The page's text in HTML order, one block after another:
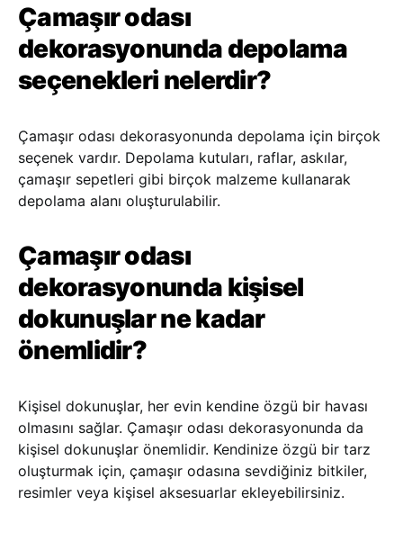
Çamaşır odası
dekorasyonunda depolama
seçenekleri nelerdir?
Çamaşır odası dekorasyonunda depolama için birçok
seçenek vardır. Depolama kutuları, raflar, askılar,
çamaşır sepetleri gibi birçok malzeme kullanarak
depolama alanı oluşturulabilir.
Çamaşır odası
dekorasyonunda kişisel
dokunuşlar ne kadar
önemlidir?
Kişisel dokunuşlar, her evin kendine özgü bir havası
olmasını sağlar. Çamaşır odası dekorasyonunda da
kişisel dokunuşlar önemlidir. Kendinize özgü bir tarz
oluşturmak için, çamaşır odasına sevdiğiniz bitkiler,
resimler veya kişisel aksesuarlar ekleyebilirsiniz.